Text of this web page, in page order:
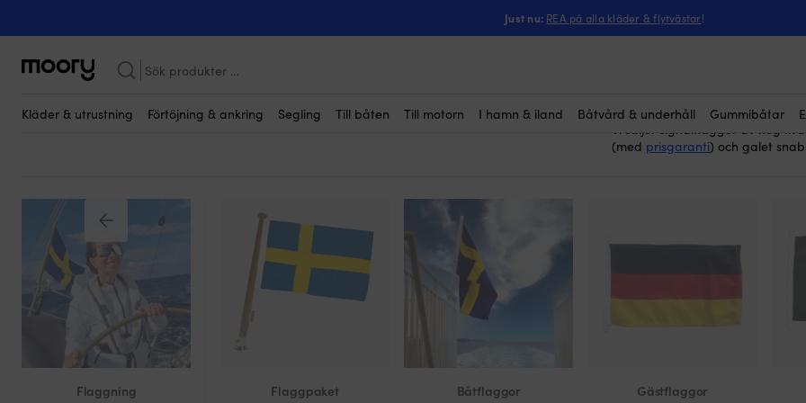
Just nu: REA på alla kläder & flytvästar!
Sök
efter:
Kläder & utrustning Förtöjning & ankring Segling Till båten Till motorn I hamn & iland Båtvård & underhåll Gummibåtar
Signalflaggor & flaggspel Här köper dusignalflaggor,
situationer. Det kanske
högtider och höjer verkligen
Vi säljer signalflaggor av hög
(med prisgaranti) och galet
Flaggning Flaggpaket Båtflaggor Gästflaggor